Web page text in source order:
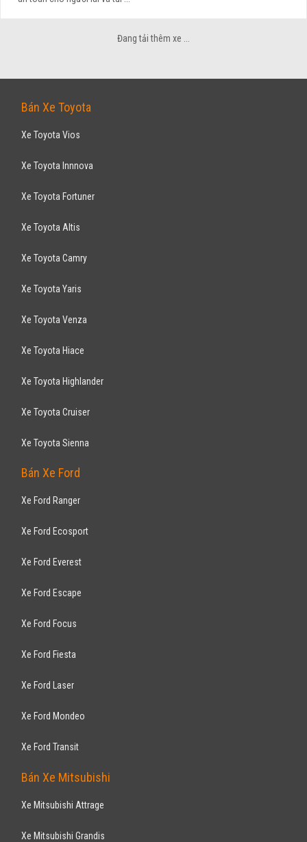
Kia Morning 1.0 MT 2016
330
TP Hồ Chí Minh
Xe mới
Hatchback
liên hệ để được hỗ trợ tốt ...
KIA
Kia Morning 1.0 MT 2016
327triệu
Xe mới
Kia Morning 1.0MT 2016 với thiết kế thể thao cùng với các trang thiết bị